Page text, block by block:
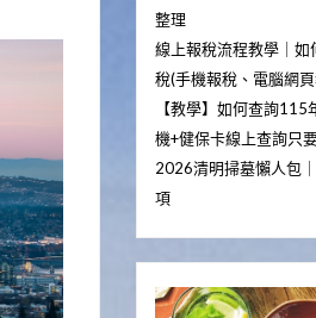
整理
線上報稅流程教學｜
稅(手機報稅、電腦網
【教學】如何查詢
機+健保卡線上查詢只
2026清明掃墓懶人包
項